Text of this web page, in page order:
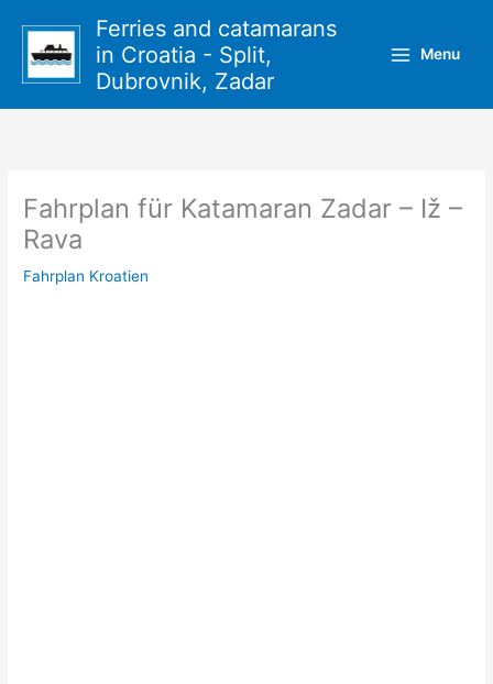
Inhalt
springen
Ferries and catamarans
in Croatia - Split,
Dubrovnik, Zadar
Menu
Fahrplan für Katamaran Zadar – Iž –
Rava
Fahrplan Kroatien